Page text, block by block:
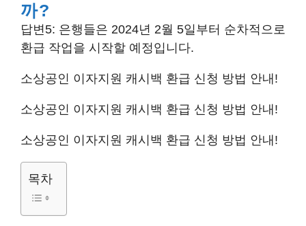
까?
답변5: 은행들은 2024년 2월 5일부터 순차적으로
환급 작업을 시작할 예정입니다.
소상공인 이자지원 캐시백 환급 신청 방법 안내!
소상공인 이자지원 캐시백 환급 신청 방법 안내!
소상공인 이자지원 캐시백 환급 신청 방법 안내!
목차